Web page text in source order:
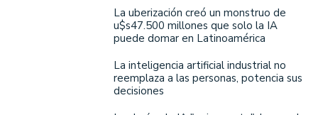
La uberización creó un monstruo de
u$s47.500 millones que solo la IA
puede domar en Latinoamérica
La inteligencia artificial industrial no
reemplaza a las personas, potencia sus
decisiones